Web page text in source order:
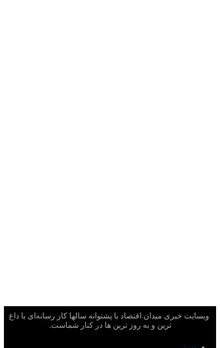
وبسایت خبری میدان اقتصاد با پشتوانه سالها کار رسانه‌ای با داغ
ترین و به روز ترین ها در کنار شماست.